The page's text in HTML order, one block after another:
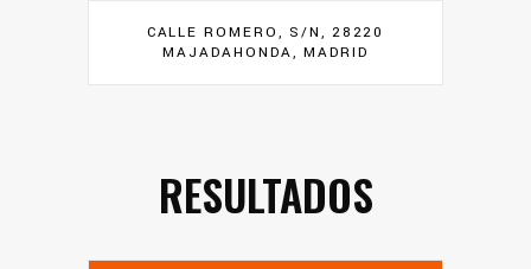
CALLE ROMERO, S/N, 28220
MAJADAHONDA, MADRID
RESULTADOS